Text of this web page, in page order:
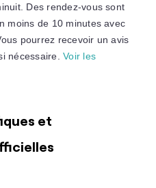
Des rendez-vous sont
moins de 10 minutes avec
pourrez recevoir un avis
nécessaire.Voir les
et